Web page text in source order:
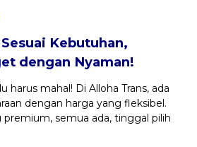
Kebutuhan,
dengan Nyaman!
harus mahal! Di Alloha Trans, ada
dengan harga yang fleksibel.
semua ada, tinggal pilih